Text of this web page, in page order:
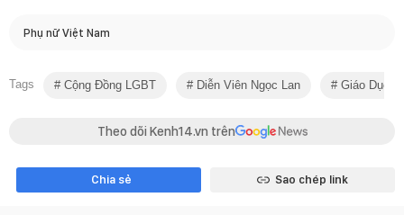
Phụ nữ Việt Nam
Tags Cộng Đồng LGBT Diễn Viên Ngọc Lan Giáo Dục
Theo dõi Kenh14.vn trên
Chia sẻ Sao chép link